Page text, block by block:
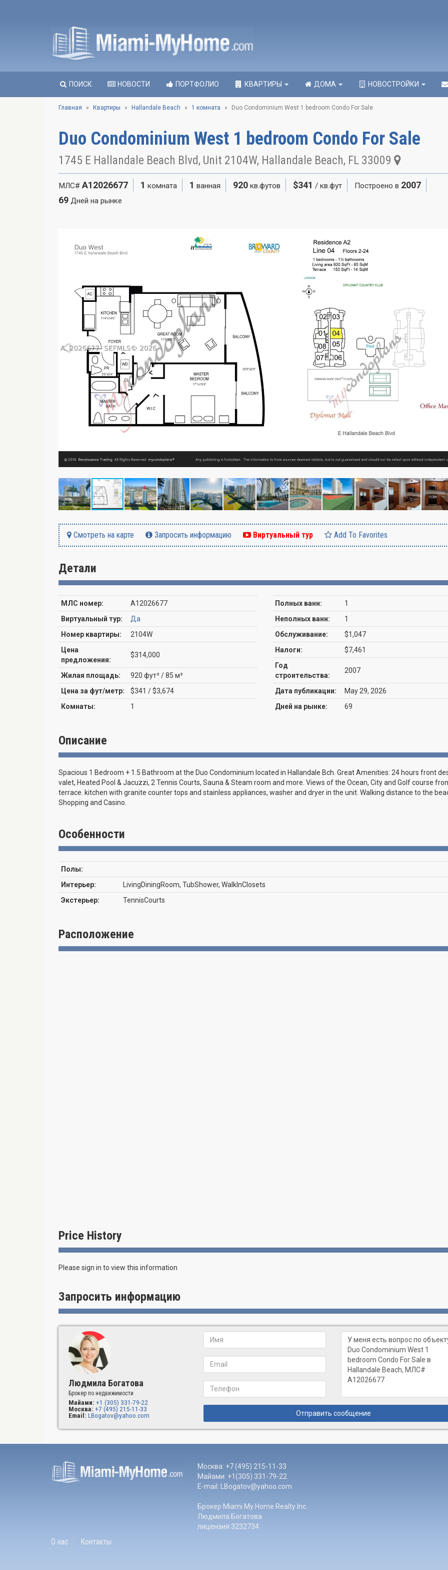
ПОИСК НОВОСТИ ПОРТФОЛИО КВАРТИРЫ ДОМА НОВОСТРОЙКИ
Главная Квартиры Hallandale Beach 1 комната Duo Condominium West 1 bedroom Condo For Sale
Duo Condominium West 1 bedroom Condo For Sale
1745 E Hallandale Beach Blvd, Unit 2104W, Hallandale Beach, FL 33009
МЛС# A12026677 1 комната 1 ванная 920 кв.футов $341 / кв.фут Построено в 2007
69 Дней на рынке
Смотреть на карте Запросить информацию Виртуальный тур Add To Favorites
Детали
МЛС номер:
A12026677
Виртуальный тур:
Да
Номер квартиры:
2104W
Цена
предложения:
$314,000
Жилая площадь:
920 фут² / 85 м²
Цена за фут/метр:
$341 / $3,674
Комнаты:
1
Полных ванн:
1
Неполных ванн:
1
Обслуживание:
$1,047
Налоги:
$7,461
Год
строительства:
2007
Дата публикации:
May 29, 2026
Дней на рынке:
69
Описание
Spacious 1 Bedroom + 1.5 Bathroom at the Duo Condominium located in Hallandale Bch. Great Amenities: 24 hours front
valet, Heated Pool & Jacuzzi, 2 Tennis Courts, Sauna & Steam room and more. Views of the Ocean, City and Golf course
terrace. kitchen with granite counter tops and stainless appliances, washer and dryer in the unit. Walking distance to the
Shopping and Casino.
Особенности
Полы:
Интерьер:
LivingDiningRoom, TubShower, WalkInClosets
Экстерьер:
TennisCourts
Расположение
Price History
Please sign in to view this information
Запросить информацию
Людмила Богатова
Брокер по недвижимости
Майами: +1 (305) 331-79-22
Москва: +7 (495) 215-11-33
Email: LBogatov@yahoo.com Отправить сообщение
Москва: +7 (495) 215-11-33
Майами: +1(305) 331-79-22
E-mail:
LBogatov@yahoo.com
Брокер Miami My Home Realty Inc.
Людмила Богатова
лицензия 3232734
О нас Контакты